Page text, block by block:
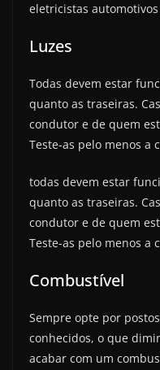
eletricistas
Luzes
Todas devem estar
quanto as traseiras.
condutor e de quem
Teste-as pelo menos a
todas devem estar
quanto as traseiras.
condutor e de quem
Teste-as pelo menos a
Combustível
Sempre opte por
conhecidos, o que
acabar com um